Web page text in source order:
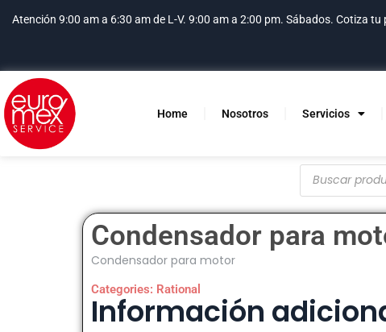
Atención 9:00 am a 6:30 am de L-V. 9:00 am a 2:00 pm. Sábados. Cotiza tu
Home Nosotros Servicios
Condensador para
Condensador para motor
Categories: Rational
Información